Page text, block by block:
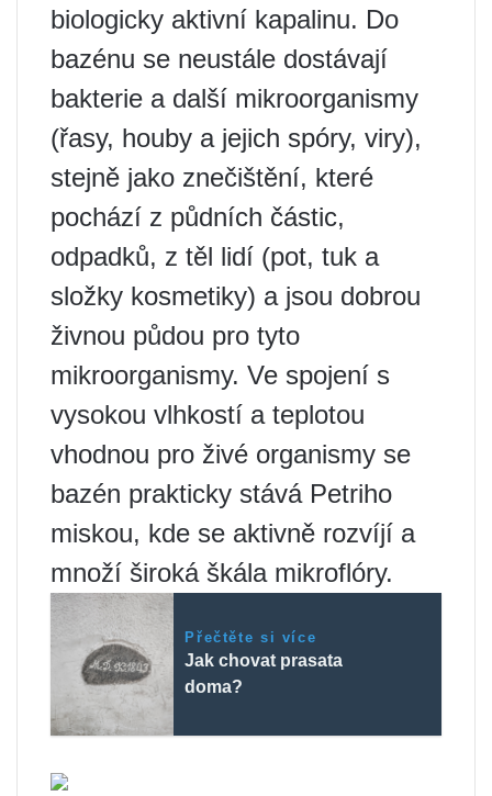
biologicky aktivní kapalinu. Do
bazénu se neustále dostávají
bakterie a další mikroorganismy
(řasy, houby a jejich spóry, viry),
stejně jako znečištění, které
pochází z půdních částic,
odpadků, z těl lidí (pot, tuk a
složky kosmetiky) a jsou dobrou
živnou půdou pro tyto
mikroorganismy. Ve spojení s
vysokou vlhkostí a teplotou
vhodnou pro živé organismy se
bazén prakticky stává Petriho
miskou, kde se aktivně rozvíjí a
množí široká škála mikroflóry.
Přečtěte si více
Jak chovat prasata
doma?